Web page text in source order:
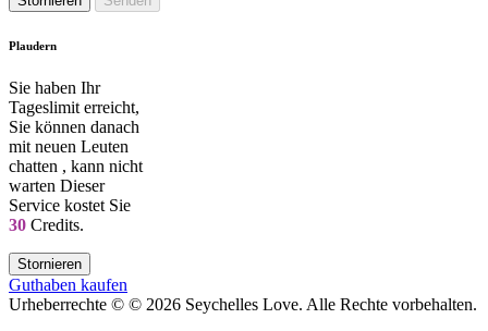
Plaudern
Sie haben Ihr
Tageslimit erreicht,
Sie können danach
mit neuen Leuten
chatten , kann nicht
warten Dieser
Service kostet Sie
30 Credits.
Stornieren
Guthaben kaufen
Urheberrechte © © 2026 Seychelles Love. Alle Rechte vorbehalten.